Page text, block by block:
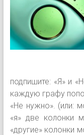
подпишите: «Я» и
каждую графу
«Не нужно». (или:
«я» две колонки
«другие» колонки